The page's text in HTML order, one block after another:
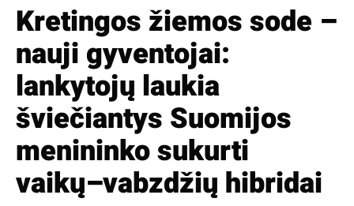
Kretingos žiemos sode –
nauji gyventojai:
lankytojų laukia
šviečiantys Suomijos
menininko sukurti
vaikų–vabzdžių hibridai